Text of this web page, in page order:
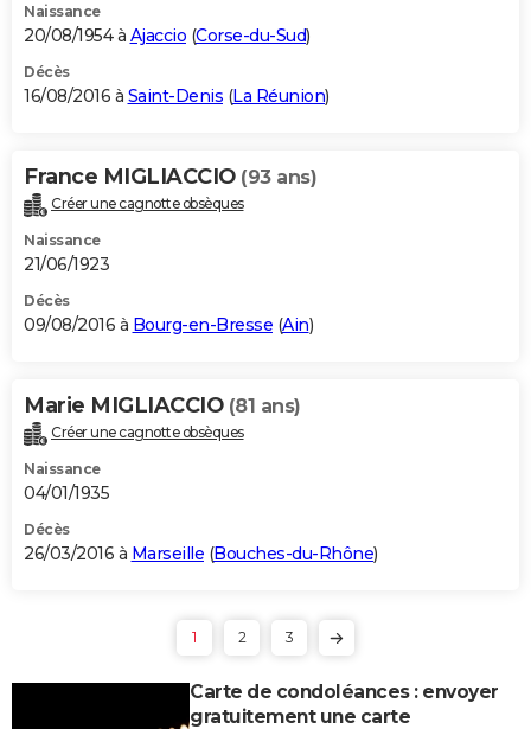
Naissance
20/08/1954 à Ajaccio (Corse-du-Sud)
Décès
16/08/2016 à Saint-Denis (La Réunion)
France MIGLIACCIO (93 ans)
Créer une cagnotte obsèques
Naissance
21/06/1923
Décès
09/08/2016 à Bourg-en-Bresse (Ain)
Marie MIGLIACCIO (81 ans)
Créer une cagnotte obsèques
Naissance
04/01/1935
Décès
26/03/2016 à Marseille (Bouches-du-Rhône)
1 2 3
Carte de condoléances : envoyer
gratuitement une carte